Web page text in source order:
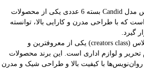
در مجموع، خودکار سی.کلاس مدل Candid بسته 6 عددی یکی از محصولات
که با طراحی مدرن و کارایی بالا، توانسته
گیرد.
برند سی کلاس یا کریتورز کلاس (creators class) یکی از معروفترین و
تحریر و لوازم اداری است. این برند محصولات
روان‌نویس‌ها با کیفیت بالا و طراحی شیک و مدرن